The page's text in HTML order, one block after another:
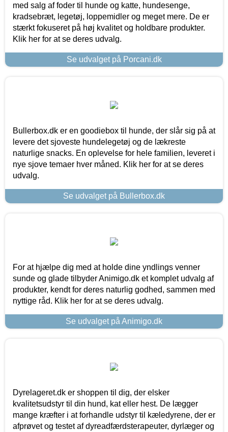
med salg af foder til hunde og katte, hundesenge,
kradsebræt, legetøj, loppemidler og meget mere. De er
stærkt fokuseret på høj kvalitet og holdbare produkter.
Klik her for at se deres udvalg.
Se udvalget på Porcani.dk
Bullerbox.dk er en goodiebox til hunde, der slår sig på at
levere det sjoveste hundelegetøj og de lækreste
naturlige snacks. En oplevelse for hele familien, leveret i
nye sjove temaer hver måned. Klik her for at se deres
udvalg.
Se udvalget på Bullerbox.dk
For at hjælpe dig med at holde dine yndlings venner
sunde og glade tilbyder Animigo.dk et komplet udvalg af
produkter, kendt for deres naturlig godhed, sammen med
nyttige råd. Klik her for at se deres udvalg.
Se udvalget på Animigo.dk
Dyrelageret.dk er shoppen til dig, der elsker
kvalitetsudstyr til din hund, kat eller hest. De lægger
mange kræfter i at forhandle udstyr til kæledyrene, der er
afprøvet og testet af dyreadfærdsterapeuter, dyrlæger og